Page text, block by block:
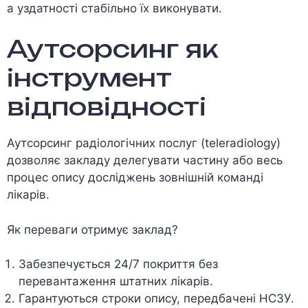
а уздатності стабільно їх виконувати.
Аутсорсинг як
інструмент
відповідності
Аутсорсинг радіологічних послуг (teleradiology)
дозволяє закладу делегувати частину або весь
процес опису досліджень зовнішній команді
лікарів.
Як переваги отримує заклад?
Забезпечується 24/7 покриття без
перевантаження штатних лікарів.
Гарантуються строки опису, передбачені НСЗУ.